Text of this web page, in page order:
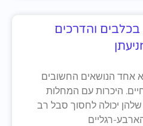
והדרכים
אחד הנושאים החשובים
היכרות עם המחלות
שלהן יכולה לחסוך סבל רב
רגליים